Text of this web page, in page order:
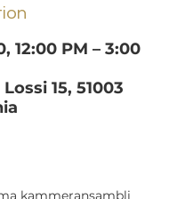
12:00 PM – 3:00
15, 51003
kammeransambli